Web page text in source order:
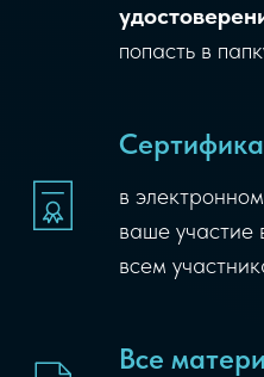
попасть в
в
ваше участие
всем
Все